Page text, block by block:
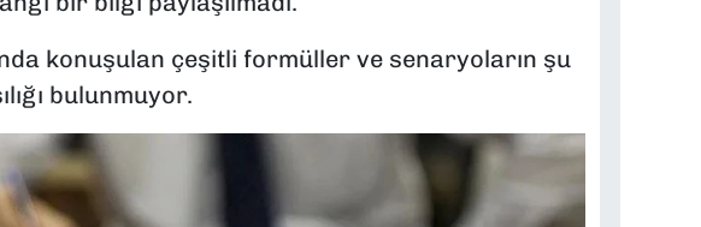
konuşulan çeşitli formüller ve senaryoların şu
bulunmuyor.